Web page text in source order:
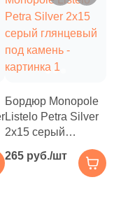
Бордюр Monopole
Listelo Petra Silver
2x15 серый
камень
265 руб./шт